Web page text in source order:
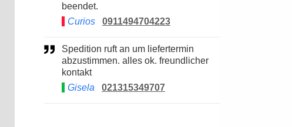
beendet.
Curios
0911494704223
Spedition ruft an um liefertermin
abzustimmen. alles ok. freundlicher
kontakt
Gisela
021315349707